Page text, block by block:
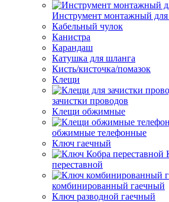
Инструмент монтажный для
Кабельный чулок
Канистра
Карандаш
Катушка для шланга
Кисть/кисточка/помазок
Клещи
зачистки проводов
Клещи обжимные
обжимные телефонные
Ключ гаечный
переставной
комбинированный гаечный
Ключ разводной гаечный